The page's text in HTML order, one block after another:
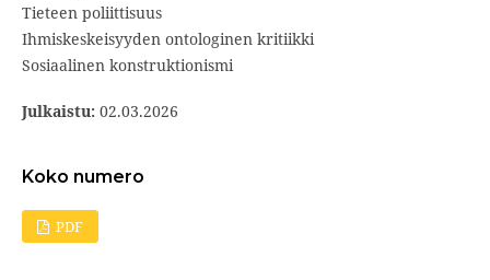
Tieteen poliittisuus
Ihmiskeskeisyyden ontologinen kritiikki
Sosiaalinen konstruktionismi
Julkaistu: 02.03.2026
Koko numero
PDF